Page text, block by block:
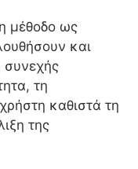
μέθοδο ως
και
συνεχής
τη
καθιστά τη
της